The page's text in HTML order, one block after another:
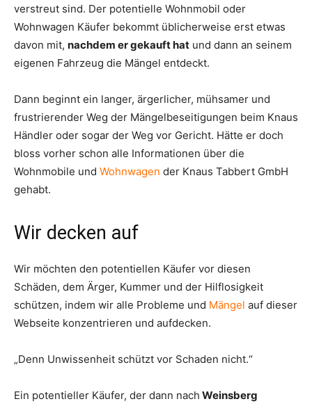
verstreut sind. Der potentielle Wohnmobil oder
Wohnwagen Käufer bekommt üblicherweise erst etwas
davon mit, nachdem er gekauft hat und dann an seinem
eigenen Fahrzeug die Mängel entdeckt.
Dann beginnt ein langer, ärgerlicher, mühsamer und
frustrierender Weg der Mängelbeseitigungen beim Knaus
Händler oder sogar der Weg vor Gericht. Hätte er doch
bloss vorher schon alle Informationen über die
Wohnmobile und Wohnwagen der Knaus Tabbert GmbH
gehabt.
Wir decken auf
Wir möchten den potentiellen Käufer vor diesen
Schäden, dem Ärger, Kummer und der Hilflosigkeit
schützen, indem wir alle Probleme und Mängel auf dieser
Webseite konzentrieren und aufdecken.
„Denn Unwissenheit schützt vor Schaden nicht.“
Ein potentieller Käufer, der dann nach Weinsberg